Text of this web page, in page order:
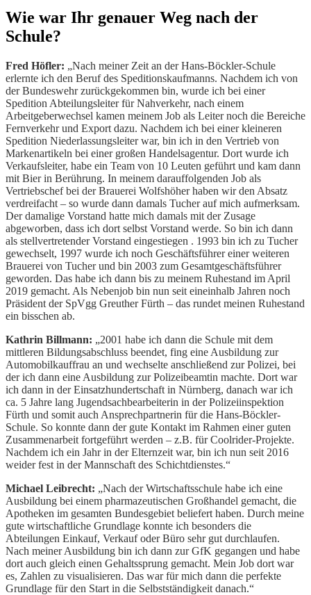
Wie war Ihr genauer Weg nach der
Schule?
Fred Höfler: „Nach meiner Zeit an der Hans-Böckler-Schule
erlernte ich den Beruf des Speditionskaufmanns. Nachdem ich von
der Bundeswehr zurückgekommen bin, wurde ich bei einer
Spedition Abteilungsleiter für Nahverkehr, nach einem
Arbeitgeberwechsel kamen meinem Job als Leiter noch die Bereiche
Fernverkehr und Export dazu. Nachdem ich bei einer kleineren
Spedition Niederlassungsleiter war, bin ich in den Vertrieb von
Markenartikeln bei einer großen Handelsagentur. Dort wurde ich
Verkaufsleiter, habe ein Team von 10 Leuten geführt und kam dann
mit Bier in Berührung. In meinem darauffolgenden Job als
Vertriebschef bei der Brauerei Wolfshöher haben wir den Absatz
verdreifacht – so wurde dann damals Tucher auf mich aufmerksam.
Der damalige Vorstand hatte mich damals mit der Zusage
abgeworben, dass ich dort selbst Vorstand werde. So bin ich dann
als stellvertretender Vorstand eingestiegen . 1993 bin ich zu Tucher
gewechselt, 1997 wurde ich noch Geschäftsführer einer weiteren
Brauerei von Tucher und bin 2003 zum Gesamtgeschäftsführer
geworden. Das habe ich dann bis zu meinem Ruhestand im April
2019 gemacht. Als Nebenjob bin nun seit eineinhalb Jahren noch
Präsident der SpVgg Greuther Fürth – das rundet meinen Ruhestand
ein bisschen ab.
Kathrin Billmann: „2001 habe ich dann die Schule mit dem
mittleren Bildungsabschluss beendet, fing eine Ausbildung zur
Automobilkauffrau an und wechselte anschließend zur Polizei, bei
der ich dann eine Ausbildung zur Polizeibeamtin machte. Dort war
ich dann in der Einsatzhundertschaft in Nürnberg, danach war ich
ca. 5 Jahre lang Jugendsachbearbeiterin in der Polizeiinspektion
Fürth und somit auch Ansprechpartnerin für die Hans-Böckler-
Schule. So konnte dann der gute Kontakt im Rahmen einer guten
Zusammenarbeit fortgeführt werden – z.B. für Coolrider-Projekte.
Nachdem ich ein Jahr in der Elternzeit war, bin ich nun seit 2016
weider fest in der Mannschaft des Schichtdienstes.“
Michael Leibrecht: „Nach der Wirtschaftsschule habe ich eine
Ausbildung bei einem pharmazeutischen Großhandel gemacht, die
Apotheken im gesamten Bundesgebiet beliefert haben. Durch meine
gute wirtschaftliche Grundlage konnte ich besonders die
Abteilungen Einkauf, Verkauf oder Büro sehr gut durchlaufen.
Nach meiner Ausbildung bin ich dann zur GfK gegangen und habe
dort auch gleich einen Gehaltssprung gemacht. Mein Job dort war
es, Zahlen zu visualisieren. Das war für mich dann die perfekte
Grundlage für den Start in die Selbstständigkeit danach.“